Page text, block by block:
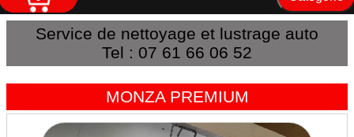
Service de nettoyage et lustrage auto
Tel : 07 61 66 06 52
MONZA PREMIUM